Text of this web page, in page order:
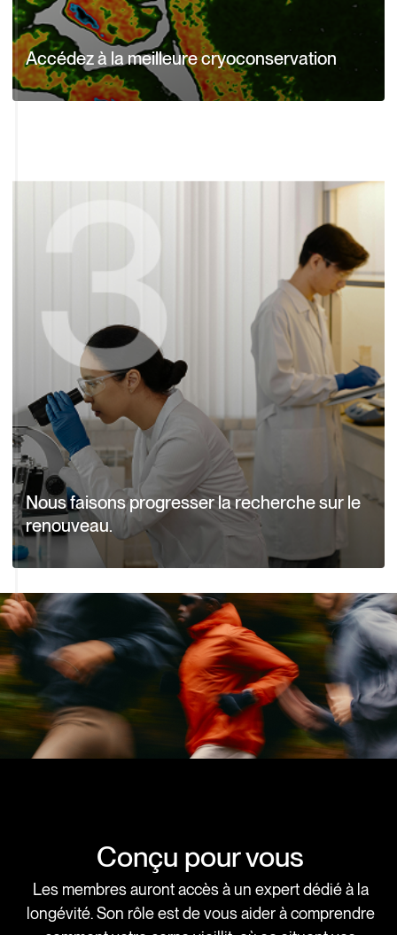
Accédez à la meilleure cryoconservation
Nous faisons progresser la recherche sur le
renouveau.
Conçu pour vous
Les membres auront accès à un expert dédié à la
longévité. Son rôle est de vous aider à comprendre